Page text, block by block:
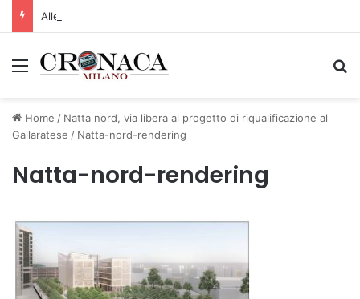
Allerta gialla per rischio temporali a partire dalle ore 18
Menu
Home / Natta nord, via libera al progetto di riqualificazione al
Gallaratese / Natta-nord-rendering
Natta-nord-rendering